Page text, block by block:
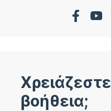
Χρειάζεστε
βοήθεια;